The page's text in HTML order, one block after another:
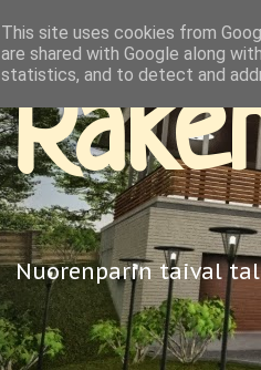
Nuorenparin taival
This site uses cookies from
are shared with Google along
statistics, and to detect and